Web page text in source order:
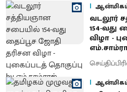
வடலூர்
154-வது
விழா -